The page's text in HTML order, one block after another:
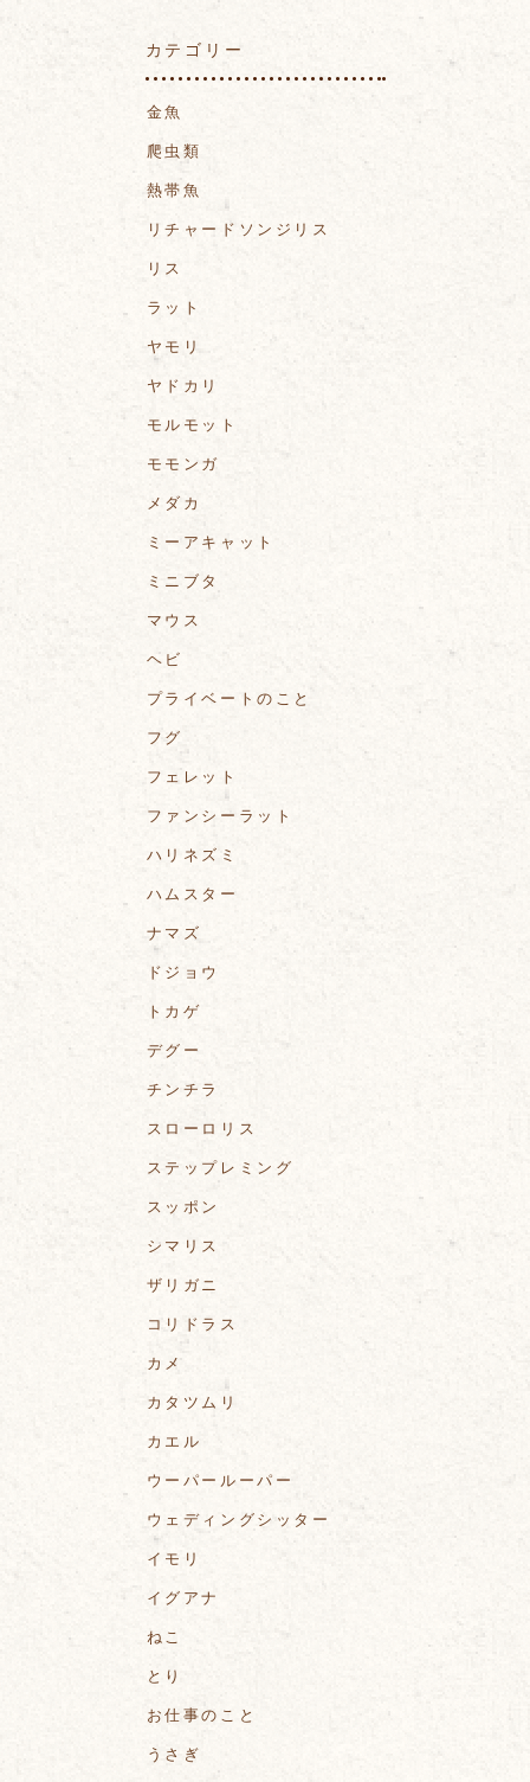
カテゴリー
金魚
爬虫類
熱帯魚
リチャードソンジリス
リス
ラット
ヤモリ
ヤドカリ
モルモット
モモンガ
メダカ
ミーアキャット
ミニブタ
マウス
ヘビ
プライベートのこと
フグ
フェレット
ファンシーラット
ハリネズミ
ハムスター
ナマズ
ドジョウ
トカゲ
デグー
チンチラ
スローロリス
ステップレミング
スッポン
シマリス
ザリガニ
コリドラス
カメ
カタツムリ
カエル
ウーパールーパー
ウェディングシッター
イモリ
イグアナ
ねこ
とり
お仕事のこと
うさぎ